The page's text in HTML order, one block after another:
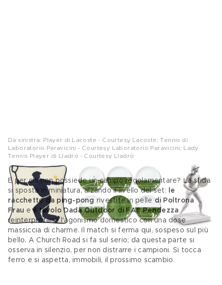
Da sinistra: Player di Lacoste - Courtesy Lacoste; Tennis di
Laboratorio Paravicini - Courtesy Laboratorio Paravicini; Lady
Tennis Player di Lladró - Courtesy Lladró
E per chi non possiede un campo regolamentare? La sfida
si sposta in miniatura, alzando il livello del set: le
racchette da ping-pong rivestite in pelle di Poltrona
Frau e il tavolo Dada Outdoor di FAS Pendezza
reinterpretano l'agonismo domestico con una dose
massiccia di charme. Il match si ferma qui, sospeso sul più
bello. A Church Road si fa sul serio; da questa parte si
osserva in silenzio, per non distrarre i campioni. Si tocca
ferro e si aspetta, immobili, il prossimo scambio.